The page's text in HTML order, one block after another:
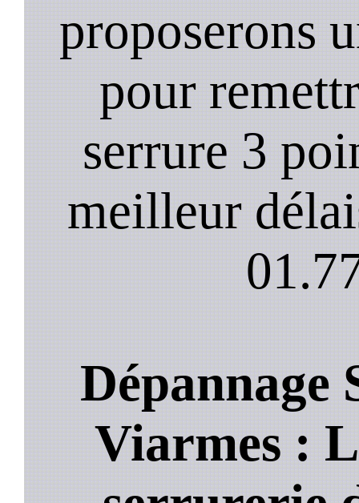
proposerons
pour
serrure 3
meilleur
Dépannage
Viarmes :